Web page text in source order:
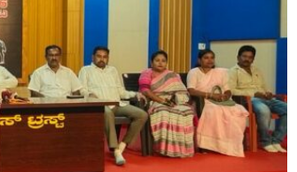
ಅದ್ಧೂರಿ ಸ್ವಾಗತ ಬೇಡ: ಸಚಿವ ಮಧು
ಸೂಚನೆ
August 6, 2026